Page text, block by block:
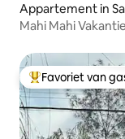
Appartement in
Mahi Mahi
Topfavoriet van
Favoriet van